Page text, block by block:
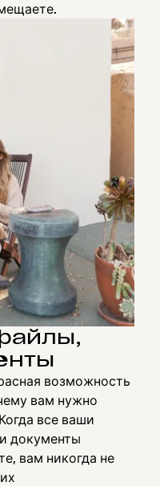
возможность
вам нужно
все ваши
документы
вам никогда не